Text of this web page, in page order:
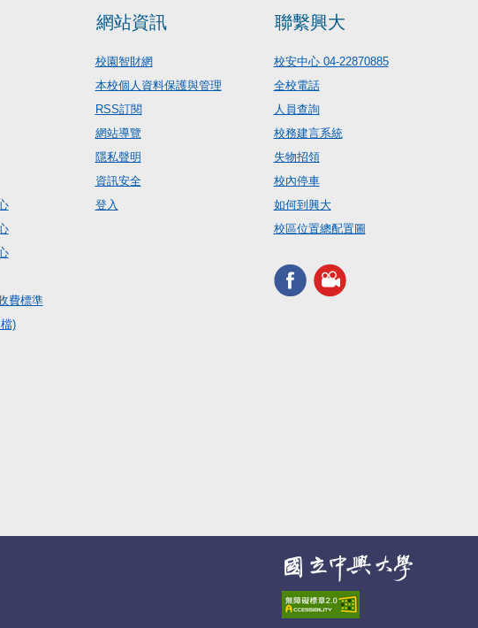
費標準
)
網站資訊
校園智財網
本校個人資料保護與管理
RSS訂閱
網站導覽
隱私聲明
資訊安全
登入
聯繫興大
校安中心 04-22870885
全校電話
人員查詢
校務建言系統
失物招領
校內停車
如何到興大
校區位置總配置圖